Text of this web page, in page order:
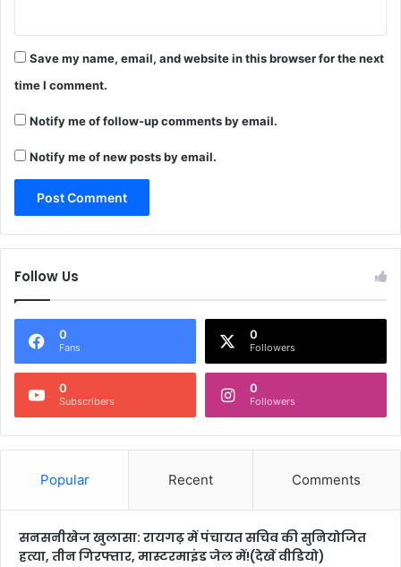
Save my name, email, and website in this browser for the next
time I comment.
Notify me of follow-up comments by email.
Notify me of new posts by email.
Follow Us
0
Fans
0
Followers
0
Subscribers
0
Followers
Popular Recent Comments
सनसनीखेज खुलासा: रायगढ़ में पंचायत सचिव की सुनियोजित
हत्या, तीन गिरफ्तार, मास्टरमाइंड जेल में!(देखें वीडियो)